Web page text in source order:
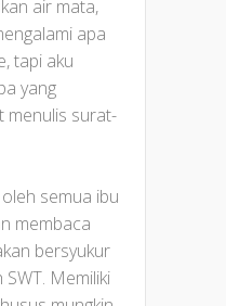
air mata,
apa
tapi aku
yang
menulis surat-
semua ibu
membaca
bersyukur
Memiliki